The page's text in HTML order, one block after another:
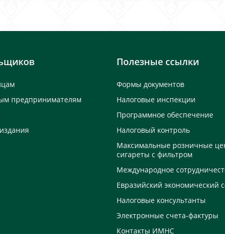
предпринимателям
Полезные ссылки
Формы документов
Налоговые инспекции
Программное обеспечение
Налоговый контроль
Максимальные розничные
сигареты с фильтром
Международное
Евразийский экономический
Налоговые консультанты
Электронные счета-фактуры
Контакты ИМНС